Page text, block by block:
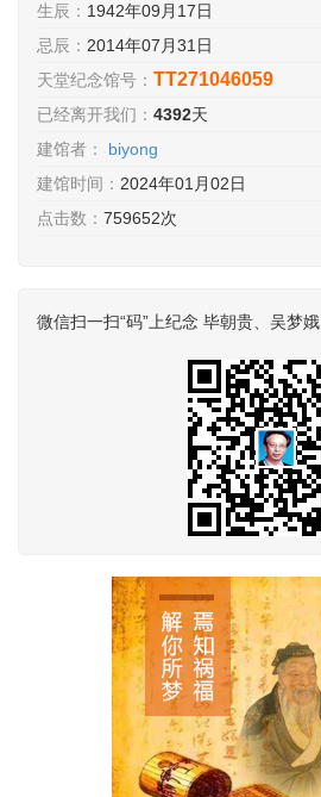
生辰： 1942年09月17日
忌辰： 2014年07月31日
天堂纪念馆号： TT271046059
已经离开我们： 4392天
建馆者：
biyong
建馆时间： 2024年01月02日
点击数： 759652次
微信扫一扫“码”上纪念 毕朝贵、吴梦娥